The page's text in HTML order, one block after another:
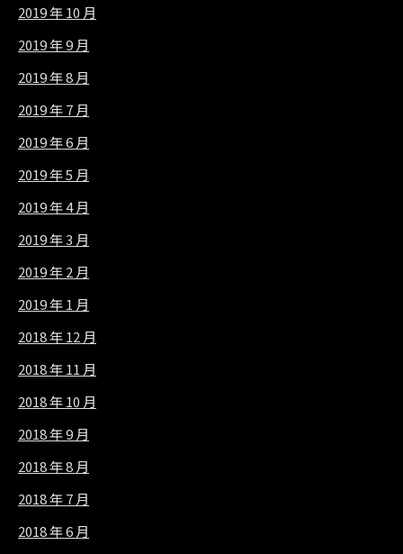
2019 年 10 月
2019 年 9 月
2019 年 8 月
2019 年 7 月
2019 年 6 月
2019 年 5 月
2019 年 4 月
2019 年 3 月
2019 年 2 月
2019 年 1 月
2018 年 12 月
2018 年 11 月
2018 年 10 月
2018 年 9 月
2018 年 8 月
2018 年 7 月
2018 年 6 月